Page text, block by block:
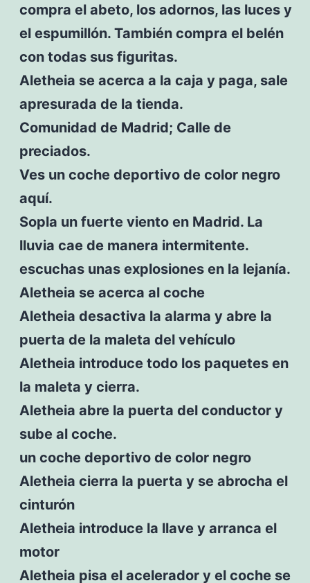
compra el abeto, los adornos, las luces y
el espumillón. También compra el belén
con todas sus figuritas.
Aletheia se acerca a la caja y paga, sale
apresurada de la tienda.
Comunidad de Madrid; Calle de
preciados.
Ves un coche deportivo de color negro
aquí.
Sopla un fuerte viento en Madrid. La
lluvia cae de manera intermitente.
escuchas unas explosiones en la lejanía.
Aletheia se acerca al coche
Aletheia desactiva la alarma y abre la
puerta de la maleta del vehículo
Aletheia introduce todo los paquetes en
la maleta y cierra.
Aletheia abre la puerta del conductor y
sube al coche.
un coche deportivo de color negro
Aletheia cierra la puerta y se abrocha el
cinturón
Aletheia introduce la llave y arranca el
motor
Aletheia pisa el acelerador y el coche se